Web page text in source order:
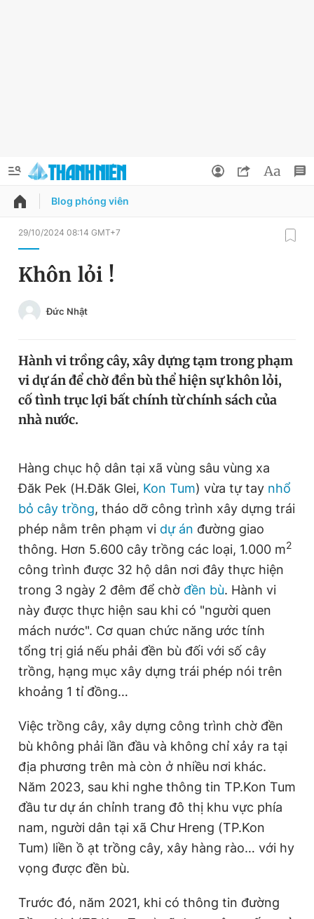
QUẢNG CÁO ĐẶT BÁO
Chào ngày mới Tin 24h
Tin thị trường Tin 360
Sản phẩm khác
Tiện ích Bạn cần biết
Thông tin tòa soạn Liên hệ quảng cáo
Đọc Thanh Niên trên điện thoại
Theo dõi báo trên
Hotline
0906 645 777
Liên hệ quảng cáo
0908 780 404
Đặt báo Quảng cáo RSS Tòa soạn Chính sách bảo
Phó tổng biên tập: Lâm Hiếu Dũng
Đổi mật khẩu
Tin đã lưu
Đăng xuất
Blog phóng viên
29/10/2024 08:14 GMT+7
Khôn lỏi !
Đức Nhật
Hành vi trồng cây, xây dựng tạm trong phạm
vi dự án để chờ đền bù thể hiện sự khôn lỏi,
cố tình trục lợi bất chính từ chính sách của
nhà nước.
Hàng chục hộ dân tại xã vùng sâu vùng xa
Đăk Pek (H.Đăk Glei, Kon Tum) vừa tự tay nhổ
bỏ cây trồng, tháo dỡ công trình xây dựng trái
phép nằm trên phạm vi dự án đường giao
thông. Hơn 5.600 cây trồng các loại, 1.000 m2
công trình được 32 hộ dân nơi đây thực hiện
trong 3 ngày 2 đêm để chờ đền bù. Hành vi
này được thực hiện sau khi có "người quen
mách nước". Cơ quan chức năng ước tính
tổng trị giá nếu phải đền bù đối với số cây
trồng, hạng mục xây dựng trái phép nói trên
khoảng 1 tỉ đồng…
Việc trồng cây, xây dựng công trình chờ đền
bù không phải lần đầu và không chỉ xảy ra tại
địa phương trên mà còn ở nhiều nơi khác.
Năm 2023, sau khi nghe thông tin TP.Kon Tum
đầu tư dự án chỉnh trang đô thị khu vực phía
nam, người dân tại xã Chư Hreng (TP.Kon
Tum) liền ồ ạt trồng cây, xây hàng rào… với hy
vọng được đền bù.
Trước đó, năm 2021, khi có thông tin đường